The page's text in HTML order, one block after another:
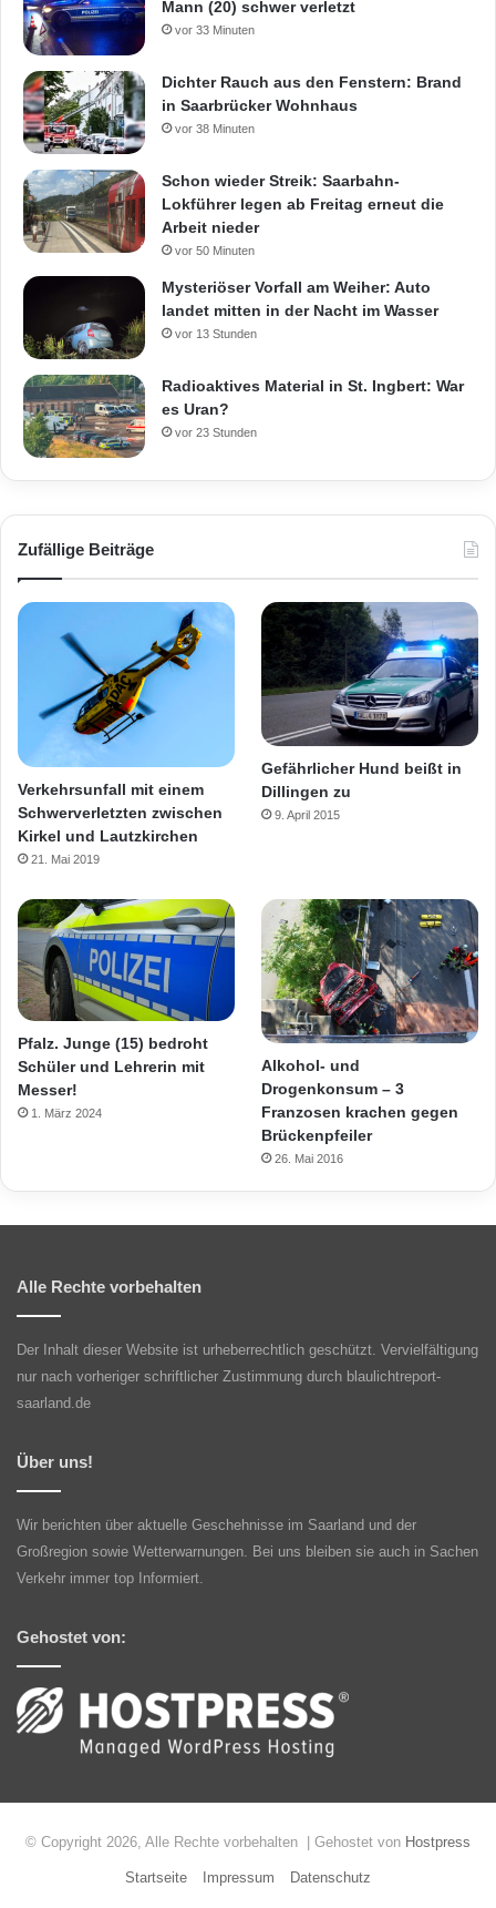
Mann (20) schwer verletzt
vor 33 Minuten
Dichter Rauch aus den Fenstern: Brand
in Saarbrücker Wohnhaus
vor 38 Minuten
Schon wieder Streik: Saarbahn-
Lokführer legen ab Freitag erneut die
Arbeit nieder
vor 50 Minuten
Mysteriöser Vorfall am Weiher: Auto
landet mitten in der Nacht im Wasser
vor 13 Stunden
Radioaktives Material in St. Ingbert: War
es Uran?
vor 23 Stunden
Zufällige Beiträge
Verkehrsunfall mit einem
Schwerverletzten zwischen
Kirkel und Lautzkirchen
21. Mai 2019
Gefährlicher Hund beißt in
Dillingen zu
9. April 2015
Pfalz. Junge (15) bedroht
Schüler und Lehrerin mit
Messer!
1. März 2024
Alkohol- und
Drogenkonsum – 3
Franzosen krachen gegen
Brückenpfeiler
26. Mai 2016
Alle Rechte vorbehalten
Der Inhalt dieser Website ist urheberrechtlich geschützt. Vervielfältigung
nur nach vorheriger schriftlicher Zustimmung durch blaulichtreport-
saarland.de
Über uns!
Wir berichten über aktuelle Geschehnisse im Saarland und der
Großregion sowie Wetterwarnungen. Bei uns bleiben sie auch in Sachen
Verkehr immer top Informiert.
Gehostet von:
© Copyright 2026, Alle Rechte vorbehalten | Gehostet von Hostpress
Startseite Impressum Datenschutz